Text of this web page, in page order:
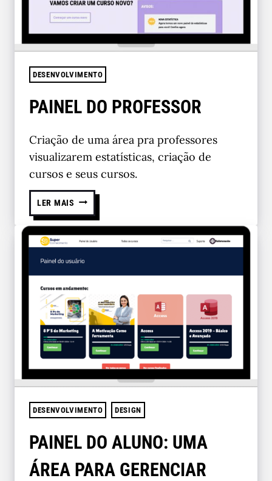
DESENVOLVIMENTO
PAINEL DO PROFESSOR
Criação de uma área pra professores
visualizarem estatísticas, criação de
cursos e seus cursos.
LER MAIS
DESENVOLVIMENTO DESIGN
PAINEL DO ALUNO: UMA
ÁREA PARA GERENCIAR